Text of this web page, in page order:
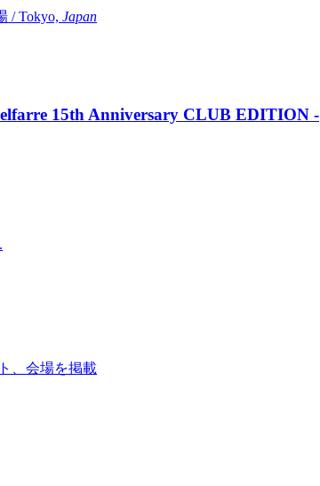
/ Tokyo, Japan
15th Anniversary CLUB EDITION -
、会場を掲載